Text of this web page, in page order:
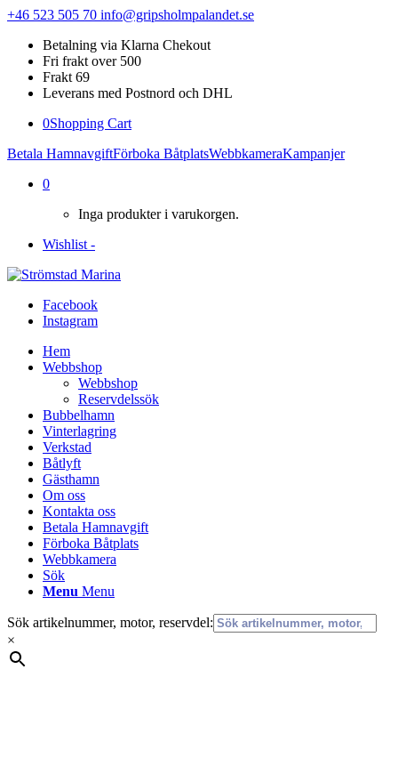
+46 523 505 70 info@gripsholmpalandet.se
Betalning via Klarna Chekout
Fri frakt over 500
Frakt 69
Leverans med Postnord och DHL
0Shopping Cart
Betala HamnavgiftFörboka BåtplatsWebbkameraKampanjer
0
Inga produkter i varukorgen.
Wishlist -
Facebook
Instagram
Hem
Webbshop
Webbshop
Reservdelssök
Bubbelhamn
Vinterlagring
Verkstad
Båtlyft
Gästhamn
Om oss
Kontakta oss
Betala Hamnavgift
Förboka Båtplats
Webbkamera
Sök
Menu Menu
Sök artikelnummer, motor, reservdel:
×